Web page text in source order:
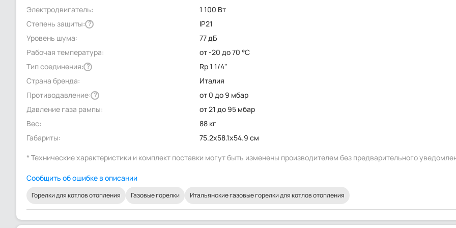
Электродвигатель:
1 100 Вт
Степень защиты: ?
IP21
Уровень шума:
77 дБ
Рабочая температура:
от -20 до 70 °C
Тип соединения: ?
Rp 1 1/4"
Страна бренда:
Италия
Противодавление: ?
от 0 до 9 мбар
Давление газа рампы:
от 21 до 95 мбар
Вес:
88 кг
Габариты:
75.2x58.1x54.9 см
* Технические характеристики и комплект поставки могут быть изменены производителем без предварительного
Сообщить об ошибке в описании
Горелки для котлов отопления Газовые горелки Итальянские газовые горелки для котлов отопления